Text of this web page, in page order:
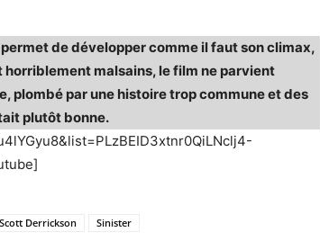
de développer comme il faut son climax,
horriblement malsains, le film ne parvient
plombé par une histoire trop commune et des
plutôt bonne.
Scott Derrickson Sinister